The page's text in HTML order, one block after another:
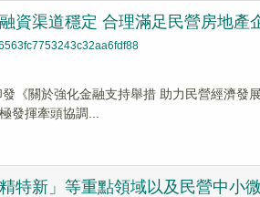
資渠道穩定 合理滿足民營房地產
《關於強化金融支持舉措 助力民營經濟發
發揮牽頭協調...
特新」等重點領域以及民營中小